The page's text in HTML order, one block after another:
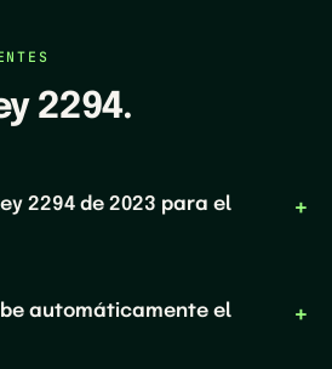
2294.
2294 de 2023 para el
automáticamente el